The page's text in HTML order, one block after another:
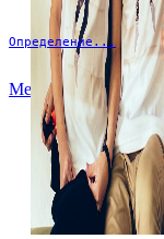
Определение...
Меню